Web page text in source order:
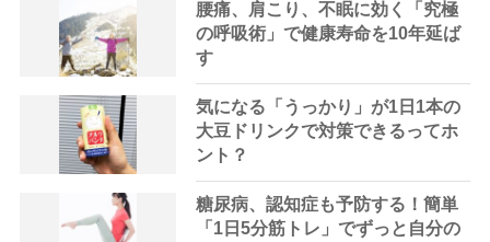
腰痛、肩こり、不眠に効く「究極
の呼吸術」で健康寿命を10年延ば
す
気になる「うっかり」が1日1本の
大豆ドリンクで対策できるってホ
ント？
糖尿病、認知症も予防する！簡単
「1日5分筋トレ」でずっと自分の